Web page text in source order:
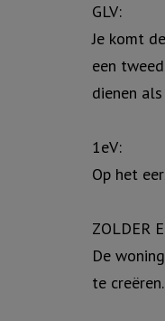
GLV:
Je komt
een
dienen
1eV:
Op het
ZOLDER
De
te creëren.